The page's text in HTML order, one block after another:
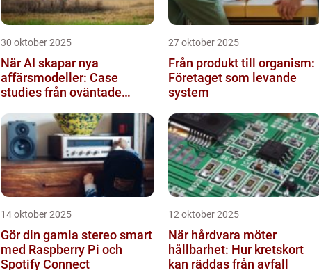
30 oktober 2025
När AI skapar nya
affärsmodeller: Case
studies från oväntade
27 oktober 2025
Från produkt till organism:
Företaget som levande
system
14 oktober 2025
Gör din gamla stereo smart
med Raspberry Pi och
Spotify Connect
12 oktober 2025
När hårdvara möter
hållbarhet: Hur kretskort
kan räddas från avfall